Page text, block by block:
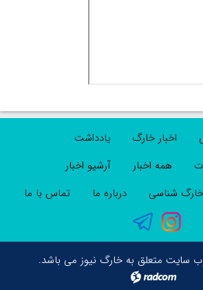
اخبار خارگ
یادداشت
همه اخبار
آرشیو اخبار
خارگ شناسی درباره ما تماس با ما
سایت متعلق به خارگ نیوز می باشد.
radcom